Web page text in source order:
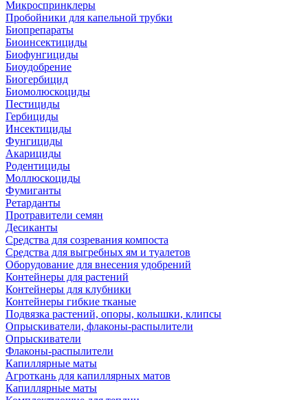
Микроспринклеры
Пробойники для капельной трубки
Биопрепараты
Биоинсектициды
Биофунгициды
Биоудобрение
Биогербицид
Биомолюскоциды
Пестициды
Гербициды
Инсектициды
Фунгициды
Акарициды
Родентициды
Моллюскоциды
Фумиганты
Ретарданты
Протравители семян
Десиканты
Средства для созревания компоста
Средства для выгребных ям и туалетов
Оборудование для внесения удобрений
Контейнеры для растений
Контейнеры для клубники
Контейнеры гибкие тканые
Подвязка растений, опоры, колышки, клипсы
Опрыскиватели, флаконы-распылители
Опрыскиватели
Флаконы-распылители
Капиллярные маты
Агроткань для капиллярных матов
Капиллярные маты